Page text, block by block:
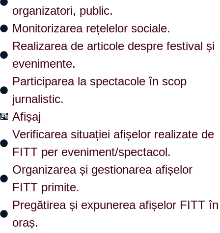
organizatori, public.
Monitorizarea rețelelor sociale.
Realizarea de articole despre festival și
evenimente.
Participarea la spectacole în scop
jurnalistic.
Afișaj
Verificarea situației afișelor realizate de
FITT per eveniment/spectacol.
Organizarea și gestionarea afișelor
FITT primite.
Pregătirea și expunerea afișelor FITT în
oraș.